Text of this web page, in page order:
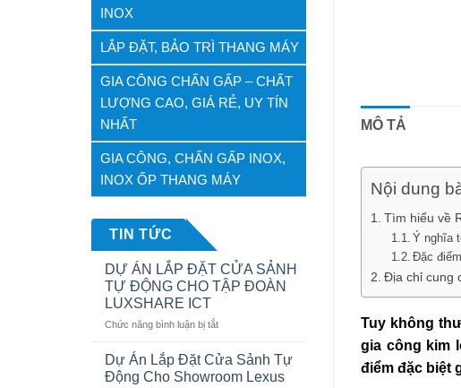
INOX
LẮP ĐẶT, BẢO TRÌ THANG MÁY
GIA CÔNG CHẤN GẤP – CHẤT
LƯỢNG CAO, GIÁ RẺ, UY TÍN
NHẤT
GIA CÔNG, CHẤN GẤP INOX,
INOX ỐP THANG MÁY
TIN TỨC
DỰ ÁN LẮP ĐẶT CỬA SẢNH
TỰ ĐỘNG CHO TẬP ĐOÀN
LUXSHARE ICT
Chức năng bình luận bị tắtở
ÁN
ĐẶT
Dự Án Lắp Đặt Cửa Sảnh Tự
Động Cho Showroom Lexus
MÔ TẢ
Nội dung
Tìm hiểu về
Ý nghĩa
Đặc
Địa chỉ cung
Tuy không
gia công kim
điểm đặc biệt